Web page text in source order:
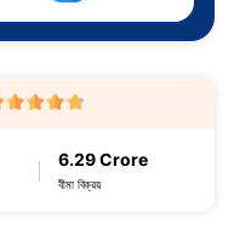
6.29 Crore
বীমা বিক্রয়